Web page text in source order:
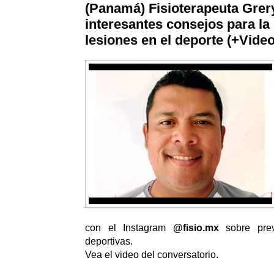
(Panamá) Fisioterapeuta
interesantes consejos para
lesiones en el deporte
con el Instagram @fisio.mxsobre
deportivas.
Vea el video del conversatorio.